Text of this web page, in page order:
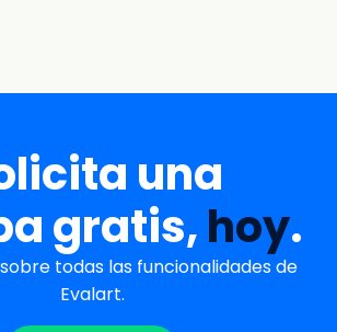
una
gratis,hoy.
todas las funcionalidades de
Evalart.